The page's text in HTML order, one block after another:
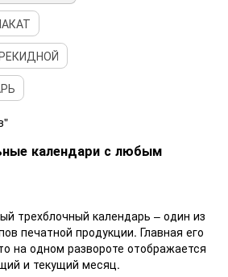
календари с любым
трехблочный календарь – один из
печатной продукции. Главная его
на одном развороте отображается
и текущий месяц.